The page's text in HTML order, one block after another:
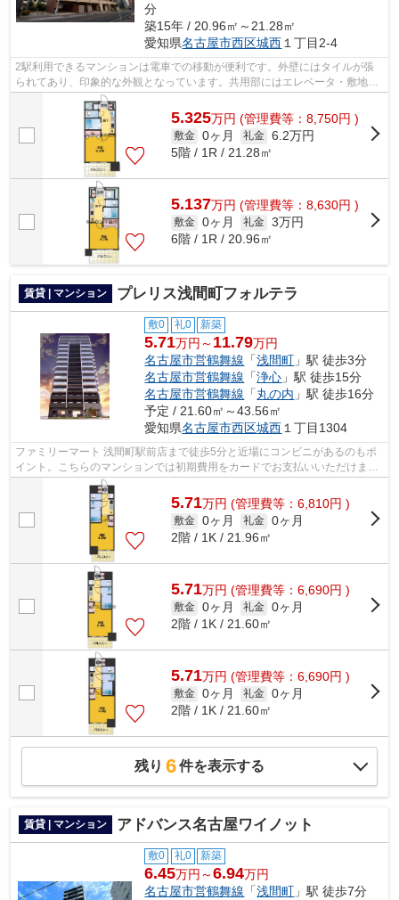
分
築15年 / 20.96㎡～21.28㎡
愛知県名古屋市西区城西 １丁目2-4
2駅利用できるマンションは電車での移動が便利です。外壁にはタイルが張
られてあり、印象的な外観となっています。共用部にはエレベータ・敷地内
ごみ置き場などが揃っており、とても充...
5.325万円 (管理費等：8,750円 )
敷金 0ヶ月 礼金 6.2万円
5階 / 1R / 21.28㎡
5.137万円 (管理費等：8,630円 )
敷金 0ヶ月 礼金 3万円
6階 / 1R / 20.96㎡
賃貸 | マンション プレリス浅間町フォルテラ
敷0 礼0 新築
5.71万円～ 11.79万円
名古屋市営鶴舞線 「浅間町 」駅 徒歩3分
名古屋市営鶴舞線 「浄心 」駅 徒歩15分
名古屋市営鶴舞線 「丸の内 」駅 徒歩16分
予定 / 21.60㎡～43.56㎡
愛知県名古屋市西区城西 １丁目1304
ファミリーマート 浅間町駅前店まで徒歩5分と近場にコンビニがあるのもポ
イント。こちらのマンションでは初期費用をカードでお支払いいただけま
す。共用部にはエレベータ・敷地内ごみ...
5.71万円 (管理費等：6,810円 )
敷金 0ヶ月 礼金 0ヶ月
2階 / 1K / 21.96㎡
5.71万円 (管理費等：6,690円 )
敷金 0ヶ月 礼金 0ヶ月
2階 / 1K / 21.60㎡
5.71万円 (管理費等：6,690円 )
敷金 0ヶ月 礼金 0ヶ月
2階 / 1K / 21.60㎡
残り 6件を表示する
賃貸 | マンション アドバンス名古屋ワイノット
敷0 礼0 新築
6.45万円～6.94万円
名古屋市営鶴舞線 「浅間町 」駅 徒歩7分